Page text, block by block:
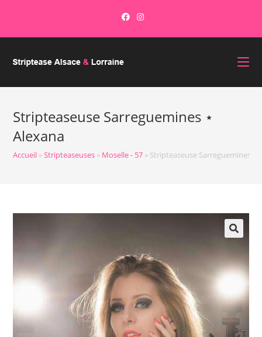
Stripteaseuse Sarreguemines ⋆
Alexana
Accueil »Stripteaseuses » Moselle - 57 » Stripteaseuse Sarreguemines ⋆